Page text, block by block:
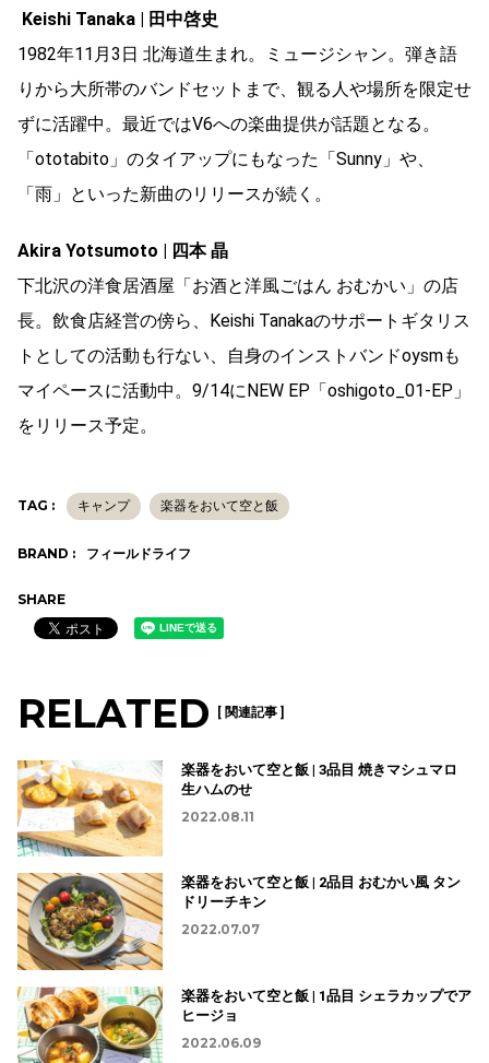
Keishi Tanaka | 田中啓史
1982年11月3日 北海道生まれ。ミュージシャン。弾き語
りから大所帯のバンドセットまで、観る人や場所を限定せ
ずに活躍中。最近ではV6への楽曲提供が話題となる。
「ototabito」のタイアップにもなった「Sunny」や、
「雨」といった新曲のリリースが続く。
Akira Yotsumoto | 四本 晶
下北沢の洋食居酒屋「お酒と洋風ごはん おむかい」の店
長。飲食店経営の傍ら、Keishi Tanakaのサポートギタリス
トとしての活動も行ない、自身のインストバンドoysmも
マイペースに活動中。9/14にNEW EP「oshigoto_01-EP」
をリリース予定。
TAG : キャンプ 楽器をおいて空と飯
BRAND : フィールドライフ
SHARE
RELATED [ 関連記事 ]
楽器をおいて空と飯 | 3品目 焼きマシュマロ
生ハムのせ
2022.08.11
楽器をおいて空と飯 | 2品目 おむかい風 タン
ドリーチキン
2022.07.07
楽器をおいて空と飯 | 1品目 シェラカップでア
ヒージョ
2022.06.09